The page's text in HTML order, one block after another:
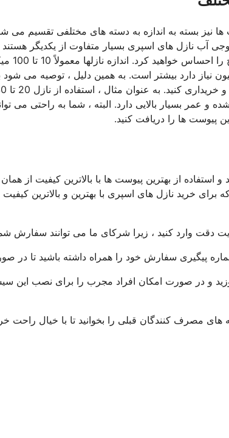
نیز بسته به اندازه به دسته های مختلفی تقسیم می
نازل های اسپری بسیار متفاوت از یکدیگر هستند
ذرات
نیاز دارد بیشتر است. به همین دلیل ، توصیه می
عمر بسیار بالایی دارد. البته ، شما به راحتی می
پیوست ها را دریافت کنید.
استفاده از بهترین پیوست ها با بالاترین کیفیت از همان
که برای خرید نازل های اسپری با بهترین و بالاترین
دقت وارد کنید ، زیرا شرکای ما می توانند سفارش
پیگیری سفارش خود را همراه داشته باشید تا در
و در صورت امکان افراد مجرب را برای نصب این
مصرف کنندگان قبلی را بخوانید تا با خیال راحت